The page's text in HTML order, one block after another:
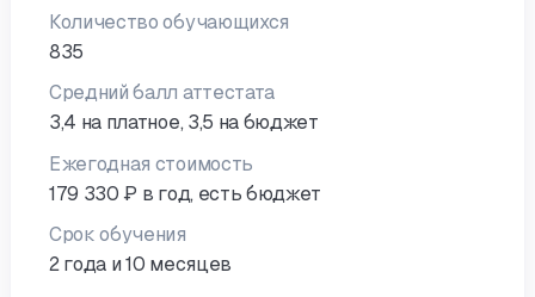
Количество обучающихся
835
Средний балл аттестата
3,4 на платное, 3,5 на бюджет
Ежегодная стоимость
179 330 ₽ в год, есть бюджет
Срок обучения
2 года и 10 месяцев